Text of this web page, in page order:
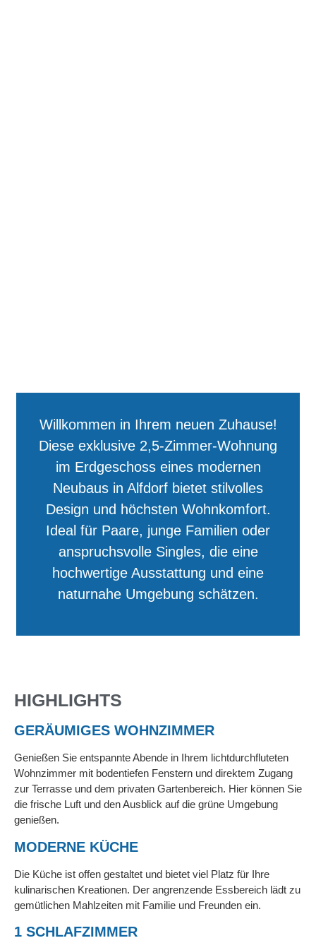
Willkommen in Ihrem neuen Zuhause!
Diese exklusive 2,5-Zimmer-Wohnung
im Erdgeschoss eines modernen
Neubaus in Alfdorf bietet stilvolles
Design und höchsten Wohnkomfort.
Ideal für Paare, junge Familien oder
anspruchsvolle Singles, die eine
hochwertige Ausstattung und eine
naturnahe Umgebung schätzen.
HIGHLIGHTS
GERÄUMIGES WOHNZIMMER
Genießen Sie entspannte Abende in Ihrem lichtdurchfluteten
Wohnzimmer mit bodentiefen Fenstern und direktem Zugang
zur Terrasse und dem privaten Gartenbereich. Hier können Sie
die frische Luft und den Ausblick auf die grüne Umgebung
genießen.
MODERNE KÜCHE
Die Küche ist offen gestaltet und bietet viel Platz für Ihre
kulinarischen Kreationen. Der angrenzende Essbereich lädt zu
gemütlichen Mahlzeiten mit Familie und Freunden ein.
1 SCHLAFZIMMER